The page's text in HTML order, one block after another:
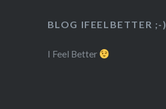
BLOG IFEELBETTER ;-)
I Feel Better